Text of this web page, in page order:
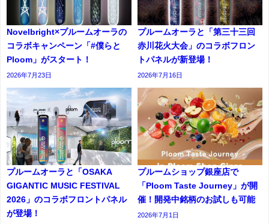
Novelbright×プルームオーラの
コラボキャンペーン「#僕らと
Ploom」がスタート！
2026年7月23日
プルームオーラと「第三十三回
赤川花火大会」のコラボフロン
トパネルが新登場！
2026年7月16日
プルームオーラと「OSAKA
GIGANTIC MUSIC FESTIVAL
2026」のコラボフロントパネル
が登場！
プルームショップ銀座店で
「Ploom Taste Journey」が開
催！開発中銘柄のお試しも可能
2026年7月1日